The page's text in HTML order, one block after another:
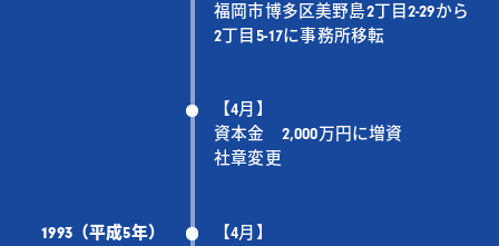
福岡市博多区美野島2丁目2-29から
2丁目5-17に事務所移転
【4月】
資本金 2,000万円に増資
社章変更
1993（平成5年）
【4月】